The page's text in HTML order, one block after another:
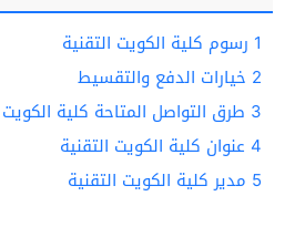
1 رسوم كلية الكويت التقنية
2 خيارات الدفع والتقسيط
3 طرق التواصل المتاحة كلية الكويت
4 عنوان كلية الكويت التقنية
5 مدير كلية الكويت التقنية